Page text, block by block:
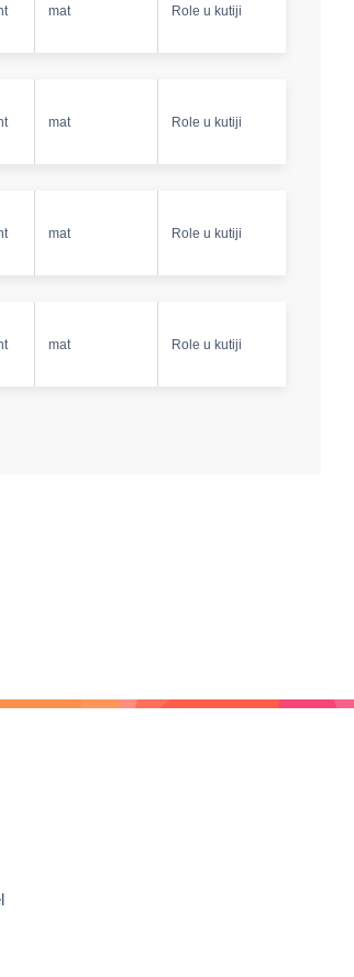
mat Role u kutiji
mat Role u kutiji
mat Role u kutiji
mat Role u kutiji